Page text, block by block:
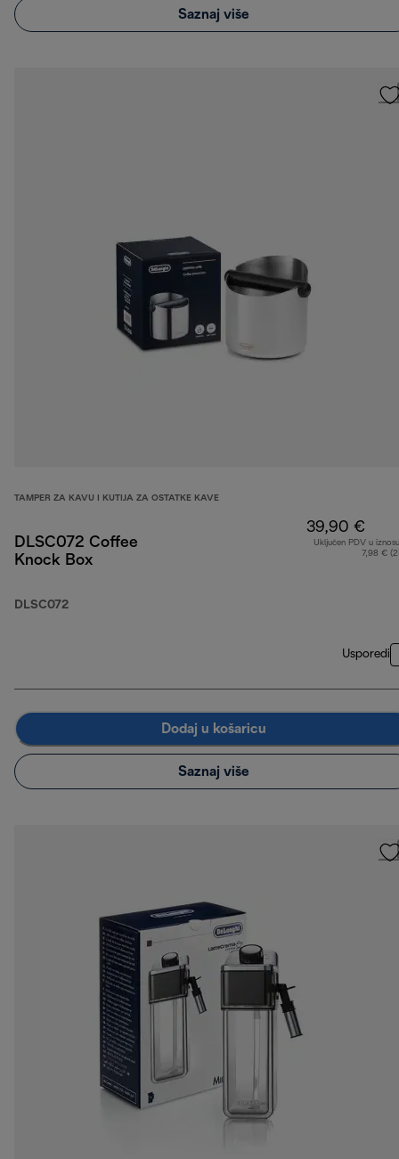
Saznaj više
TAMPER ZA KAVU I KUTIJA ZA OSTATKE KAVE
DLSC072 Coffee
Knock Box
DLSC072
39,90 €
Uključen PDV u
7,98 €
Usporedi
Dodaj u košaricu
Saznaj više